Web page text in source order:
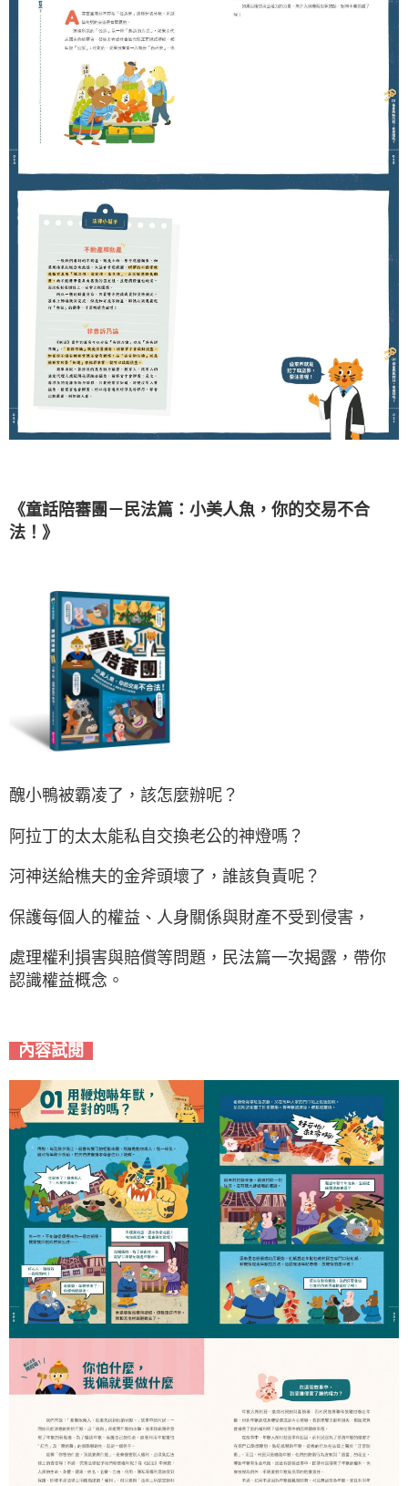
《童話陪審團－民法篇：小美人魚，你的交易不合
法！》
醜小鴨被霸凌了，該怎麼辦呢？
阿拉丁的太太能私自交換老公的神燈嗎？
河神送給樵夫的金斧頭壞了，誰該負責呢？
保護每個人的權益、人身關係與財產不受到侵害，
處理權利損害與賠償等問題，民法篇一次揭露，帶你
認識權益概念。
內容試閱